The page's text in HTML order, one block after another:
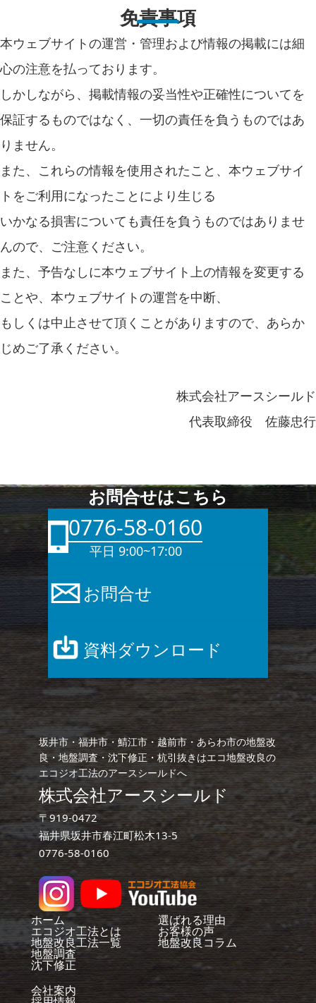
免責事項
本ウェブサイトの運営・管理および情報の掲載には細
心の注意を払っております。
しかしながら、掲載情報の妥当性や正確性についてを
保証するものではなく、一切の責任を負うものではあ
りません。
また、これらの情報を使用されたこと、本ウェブサイ
トをご利用になったことにより生じる
いかなる損害についても責任を負うものではありませ
んので、ご注意ください。
また、予告なしに本ウェブサイト上の情報を変更する
ことや、本ウェブサイトの運営を中断、
もしくは中止させて頂くことがありますので、あらか
じめご了承ください。
株式会社アースシールド
代表取締役 佐藤忠行
お問合せはこちら
0776-58-0160
平日 9:00~17:00
お問合せ
資料ダウンロード
坂井市・福井市・鯖江市・越前市・あらわ市の地盤改
良・地盤調査・沈下修正・杭引抜きはエコ地盤改良の
エコジオ工法のアースシールドへ
株式会社アースシールド
〒919-0472
福井県坂井市春江町松木13-5
0776-58-0160
ホーム
エコジオ工法とは
地盤改良工法一覧
地盤調査
沈下修正
選ばれる理由
お客様の声
地盤改良コラム
会社案内